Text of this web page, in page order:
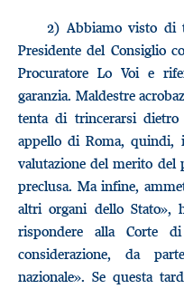
2) Abbiamo visto di
Presidente del Consiglio
Procuratore Lo Voi e
garanzia. Maldestre
tenta di trincerarsi
appello di Roma, quindi,
valutazione del merito del
preclusa. Ma infine,
altri organi dello Stato»,
rispondere alla Corte
considerazione, da
nazionale». Se questa